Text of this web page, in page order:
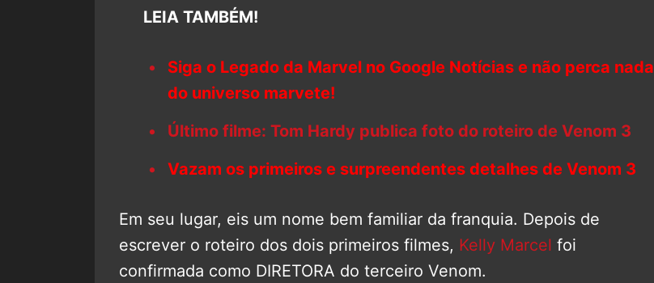
LEIA TAMBÉM!
Siga o Legado da Marvel no Google Notícias e não perca nada
do universo marvete!
Último filme: Tom Hardy publica foto do roteiro de Venom 3
Vazam os primeiros e surpreendentes detalhes de Venom 3
Em seu lugar, eis um nome bem familiar da franquia. Depois de
escrever o roteiro dos dois primeiros filmes, Kelly Marcel foi
confirmada como DIRETORA do terceiro Venom.